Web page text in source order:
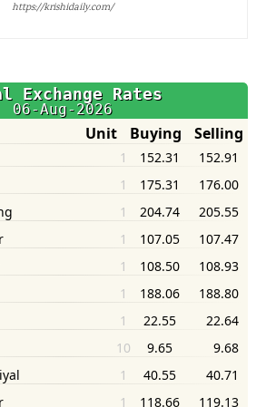
https://krishidaily.com/